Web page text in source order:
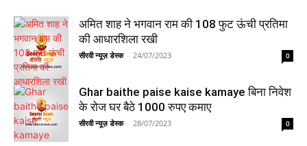
अमित शाह ने भगवान राम की 108 फुट ऊंची प्रतिमा
की आधारशिला रखी
सीरवी न्यूज़ डेस्क - 24/07/2023 0
Ghar baithe paise kaise kamaye बिना निवेश
के रोज घर बैठे 1000 रुपए कमाए
सीरवी न्यूज़ डेस्क - 28/07/2023 0